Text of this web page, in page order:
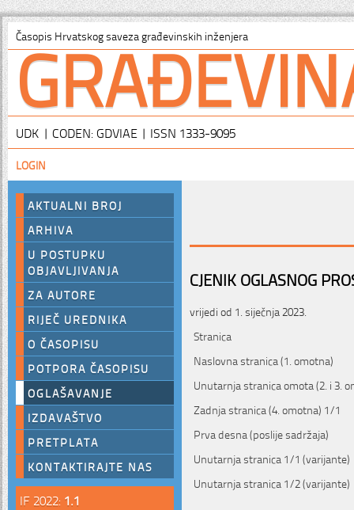
Časopis Hrvatskog saveza građevinskih inženjera
UDK | CODEN: GDVIAE | ISSN 1333-9095
LOGIN
AKTUALNI BROJ
ARHIVA
U POSTUPKU
OBJAVLJIVANJA
ZA AUTORE
RIJEČ UREDNIKA
O ČASOPISU
POTPORA ČASOPISU
OGLAŠAVANJE
IZDAVAŠTVO
PRETPLATA
KONTAKTIRAJTE NAS
IF 2022: 1.1
CJENIK OGLASNOG
vrijedi od 1. siječnja 2023.
Stranica
Naslovna stranica (1. omotna)
Unutarnja stranica omota (2. i 3.
Zadnja stranica (4. omotna) 1/1
Prva desna (poslije sadržaja)
Unutarnja stranica 1/1 (varijante)
Unutarnja stranica 1/2 (varijante)